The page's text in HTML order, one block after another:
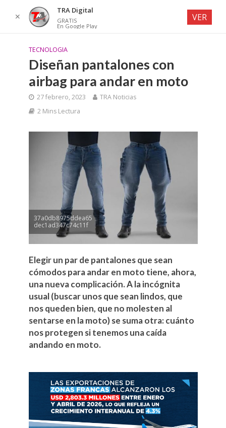
TECNOLOGIA
Diseñan pantalones con
airbag para andar en moto
27 febrero, 2023
TRA Noticias
2 Mins Lectura
37a0db8975ddea65
dec1ad347c74c11f
Elegir un par de pantalones que sean
cómodos para andar en moto tiene, ahora,
una nueva complicación. A la incógnita
usual (buscar unos que sean lindos, que
nos queden bien, que no molesten al
sentarse en la moto) se suma otra: cuánto
nos protegen si tenemos una caída
andando en moto.
✕
TRA Digital
GRATIS
En Google Play
VER